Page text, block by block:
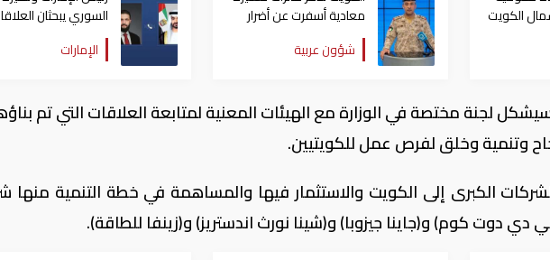
الكويت
معادية أسفرت عن أضرار
مادية نتيجة سقوط الشظايا
شؤون عربية
السوري يبحثان
الأخوية وسبل تعزيز
الإمارات
سيشكل لجنة مختصة في الوزارة مع الهيئات المعنية لمتابعة العلاقات التي تم
وتنمية وخلق لفرص عمل للكويتيين.
الكبرى إلى الكويت والاستثمار فيها والمساهمة في خطة التنمية منها
دي دوت كوم) و(جاينا جيزوبا) و(شينا نورث اندستريز) و(زينفا للطاقة).